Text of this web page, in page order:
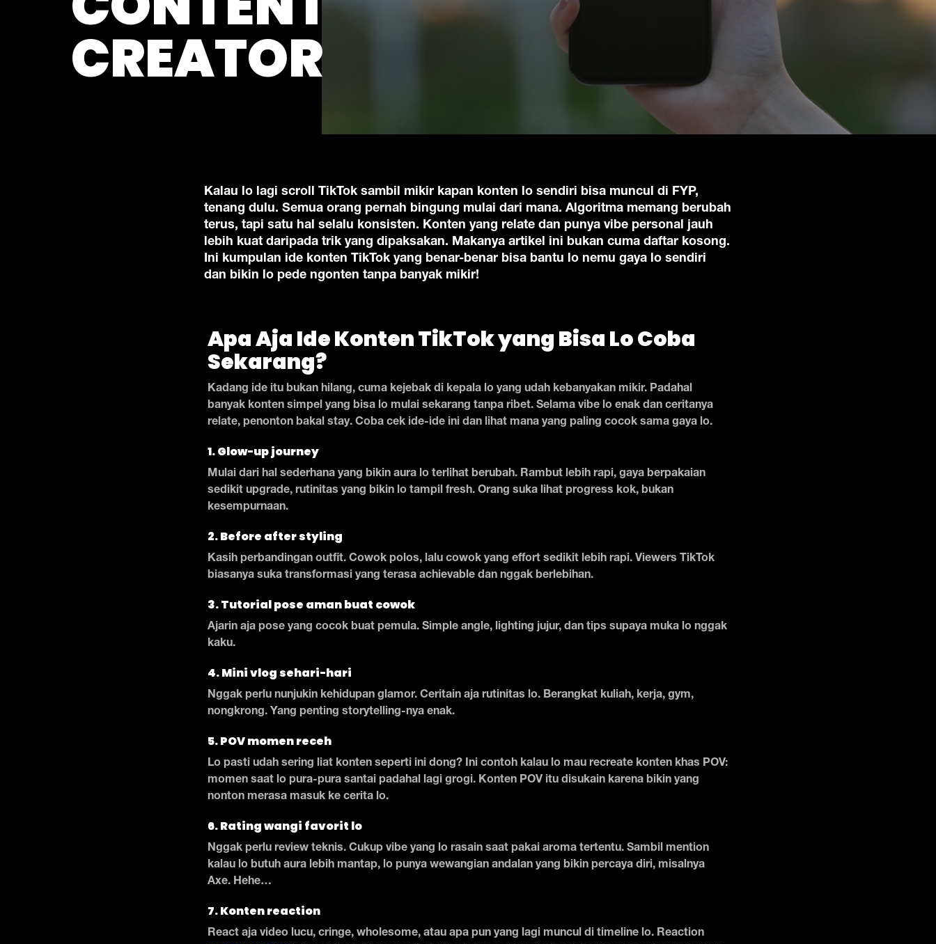
CREATOR
Kalau lo lagi scroll TikTok sambil mikir kapan konten lo sendiri bisa muncul di FYP,
tenang dulu. Semua orang pernah bingung mulai dari mana. Algoritma memang berubah
terus, tapi satu hal selalu konsisten. Konten yang relate dan punya vibe personal jauh
lebih kuat daripada trik yang dipaksakan. Makanya artikel ini bukan cuma daftar kosong.
Ini kumpulan ide konten TikTok yang benar-benar bisa bantu lo nemu gaya lo sendiri
dan bikin lo pede ngonten tanpa banyak mikir!
Apa Aja Ide Konten TikTok yang Bisa Lo Coba
Sekarang?
Kadang ide itu bukan hilang, cuma kejebak di kepala lo yang udah kebanyakan mikir. Padahal
banyak konten simpel yang bisa lo mulai sekarang tanpa ribet. Selama vibe lo enak dan ceritanya
relate, penonton bakal stay. Coba cek ide-ide ini dan lihat mana yang paling cocok sama gaya lo.
1. Glow-up journey
Mulai dari hal sederhana yang bikin aura lo terlihat berubah. Rambut lebih rapi, gaya berpakaian
sedikit upgrade, rutinitas yang bikin lo tampil fresh. Orang suka lihat progress kok, bukan
kesempurnaan.
2. Before after styling
Kasih perbandingan outfit. Cowok polos, lalu cowok yang effort sedikit lebih rapi. Viewers TikTok
biasanya suka transformasi yang terasa achievable dan nggak berlebihan.
3. Tutorial pose aman buat cowok
Ajarin aja pose yang cocok buat pemula. Simple angle, lighting jujur, dan tips supaya muka lo nggak
kaku.
4. Mini vlog sehari-hari
Nggak perlu nunjukin kehidupan glamor. Ceritain aja rutinitas lo. Berangkat kuliah, kerja, gym,
nongkrong. Yang penting storytelling-nya enak.
5. POV momen receh
Lo pasti udah sering liat konten seperti ini dong? Ini contoh kalau lo mau recreate konten khas POV:
momen saat lo pura-pura santai padahal lagi grogi. Konten POV itu disukain karena bikin yang
nonton merasa masuk ke cerita lo.
6. Rating wangi favorit lo
Nggak perlu review teknis. Cukup vibe yang lo rasain saat pakai aroma tertentu. Sambil mention
kalau lo butuh aura lebih mantap, lo punya wewangian andalan yang bikin percaya diri, misalnya
Axe. Hehe…
7. Konten reaction
React aja video lucu, cringe, wholesome, atau apa pun yang lagi muncul di timeline lo. Reaction